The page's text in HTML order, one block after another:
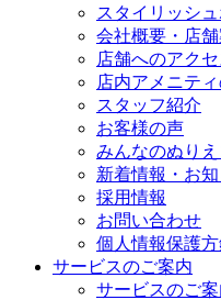
スタイリッシ
会社概要・店
店舗へのアクセ
店内アメニテ
スタッフ紹介
お客様の声
みんなのぬり
新着情報・お
採用情報
お問い合わせ
個人情報保護
サービスのご案内
サービスのご案